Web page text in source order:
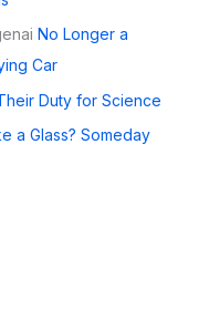
No Longer a
Car
Duty for Science
a Glass? Someday